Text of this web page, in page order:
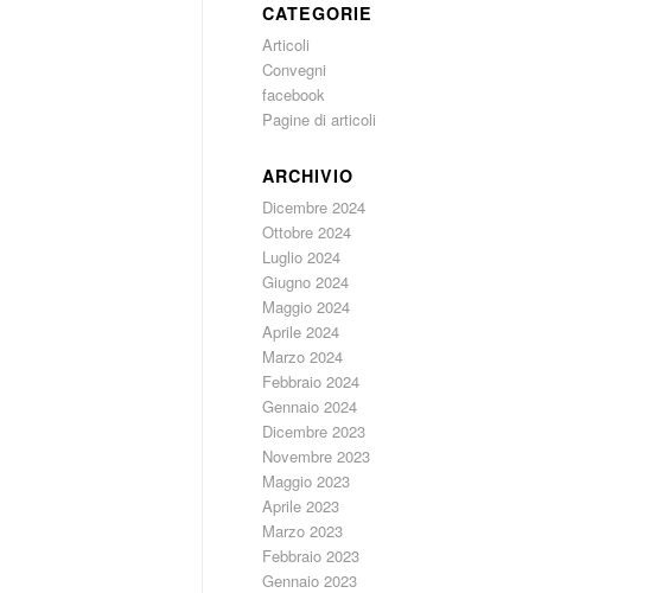
CATEGORIE
Articoli
Convegni
facebook
Pagine di articoli
ARCHIVIO
Dicembre 2024
Ottobre 2024
Luglio 2024
Giugno 2024
Maggio 2024
Aprile 2024
Marzo 2024
Febbraio 2024
Gennaio 2024
Dicembre 2023
Novembre 2023
Maggio 2023
Aprile 2023
Marzo 2023
Febbraio 2023
Gennaio 2023